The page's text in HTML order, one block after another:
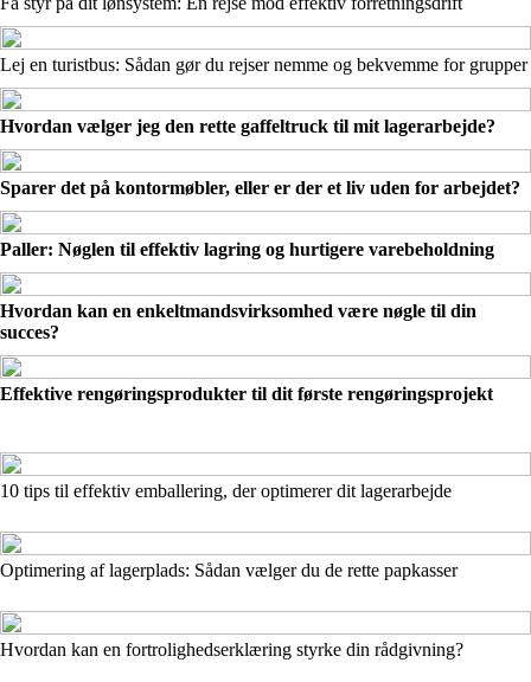
Lej en turistbus: Sådan gør du rejser nemme og bekvemme for grupper
Hvordan vælger jeg den rette gaffeltruck til mit lagerarbejde?
Sparer det på kontormøbler, eller er der et liv uden for arbejdet?
Paller: Nøglen til effektiv lagring og hurtigere varebeholdning
Hvordan kan en enkeltmandsvirksomhed være nøgle til din
succes?
Effektive rengøringsprodukter til dit første rengøringsprojekt
10 tips til effektiv emballering, der optimerer dit lagerarbejde
Optimering af lagerplads: Sådan vælger du de rette papkasser
Hvordan kan en fortrolighedserklæring styrke din rådgivning?